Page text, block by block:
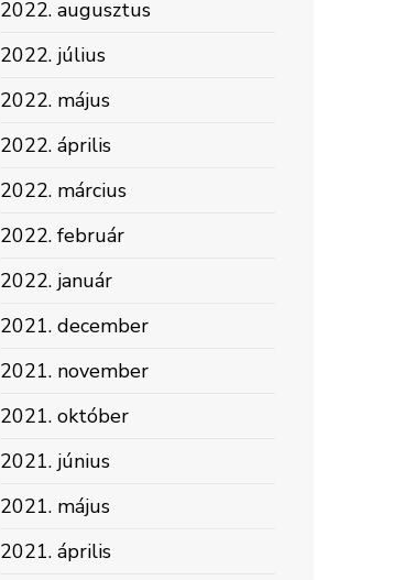
2022. augusztus
2022. július
2022. május
2022. április
2022. március
2022. február
2022. január
2021. december
2021. november
2021. október
2021. június
2021. május
2021. április